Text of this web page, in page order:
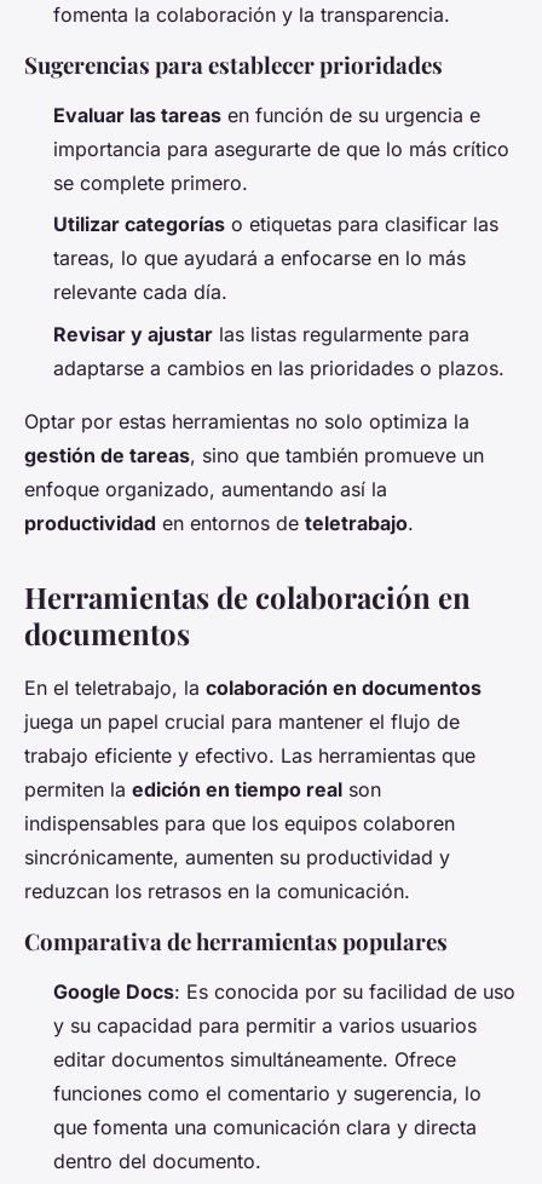
fomenta la colaboración y la transparencia.
Sugerencias para establecer prioridades
Evaluar las tareas en función de su urgencia e
importancia para asegurarte de que lo más crítico
se complete primero.
Utilizar categorías o etiquetas para clasificar las
tareas, lo que ayudará a enfocarse en lo más
relevante cada día.
Revisar y ajustar las listas regularmente para
adaptarse a cambios en las prioridades o plazos.
Optar por estas herramientas no solo optimiza la
gestión de tareas, sino que también promueve un
enfoque organizado, aumentando así la
productividad en entornos de teletrabajo.
Herramientas de colaboración en
documentos
En el teletrabajo, la colaboración en documentos
juega un papel crucial para mantener el flujo de
trabajo eficiente y efectivo. Las herramientas que
permiten la edición en tiempo real son
indispensables para que los equipos colaboren
sincrónicamente, aumenten su productividad y
reduzcan los retrasos en la comunicación.
Comparativa de herramientas populares
Google Docs: Es conocida por su facilidad de uso
y su capacidad para permitir a varios usuarios
editar documentos simultáneamente. Ofrece
funciones como el comentario y sugerencia, lo
que fomenta una comunicación clara y directa
dentro del documento.